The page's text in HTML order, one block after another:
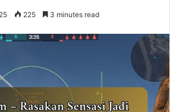
225 3 minutes read